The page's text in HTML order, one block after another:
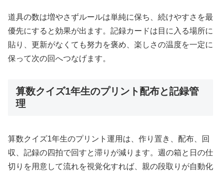
道具の数は増やさずルールは単純に保ち、続けやすさを最
優先にすると効果が出ます。記録カードは目に入る場所に
貼り、更新がなくても努力を褒め、楽しさの温度を一定に
保って次の回へつなげます。
算数クイズ1年生のプリント配布と記録管
理
算数クイズ1年生のプリント運用は、作り置き、配布、回
収、記録の四拍で回すと滞りが減ります。週の箱と日の仕
切りを用意して流れを視覚化すれば、親の段取りが自動化